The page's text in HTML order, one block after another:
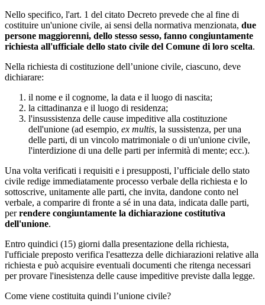
Nello specifico, l'art. 1 del citato Decreto prevede che al fine di
costituire un'unione civile, ai sensi della normativa menzionata, due
persone maggiorenni, dello stesso sesso, fanno congiuntamente
richiesta all'ufficiale dello stato civile del Comune di loro scelta.
Nella richiesta di costituzione dell’unione civile, ciascuno, deve
dichiarare:
il nome e il cognome, la data e il luogo di nascita;
la cittadinanza e il luogo di residenza;
l'insussistenza delle cause impeditive alla costituzione
dell'unione (ad esempio, ex multis, la sussistenza, per una
delle parti, di un vincolo matrimoniale o di un'unione civile,
l'interdizione di una delle parti per infermità di mente; ecc.).
Una volta verificati i requisiti e i presupposti, l’ufficiale dello stato
civile redige immediatamente processo verbale della richiesta e lo
sottoscrive, unitamente alle parti, che invita, dandone conto nel
verbale, a comparire di fronte a sé in una data, indicata dalle parti,
perrendere congiuntamente la dichiarazione costitutiva
dell'unione.
Entro quindici (15) giorni dalla presentazione della richiesta,
l'ufficiale preposto verifica l'esattezza delle dichiarazioni relative alla
richiesta e può acquisire eventuali documenti che ritenga necessari
per provare l'inesistenza delle cause impeditive previste dalla legge.
Come viene costituita quindi l’unione civile?